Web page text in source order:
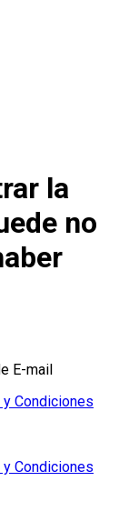
la
no
E-mail
Condiciones
Condiciones